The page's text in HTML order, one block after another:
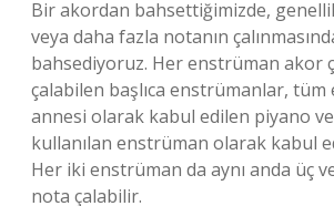
Bir akordan bahsettiğimizde,
veya daha fazla notanın
bahsediyoruz. Her enstrüman akor
çalabilen başlıca enstrümanlar, tüm
annesi olarak kabul edilen piyano ve
kullanılan enstrüman olarak kabul
Her iki enstrüman da aynı anda üç
nota çalabilir.